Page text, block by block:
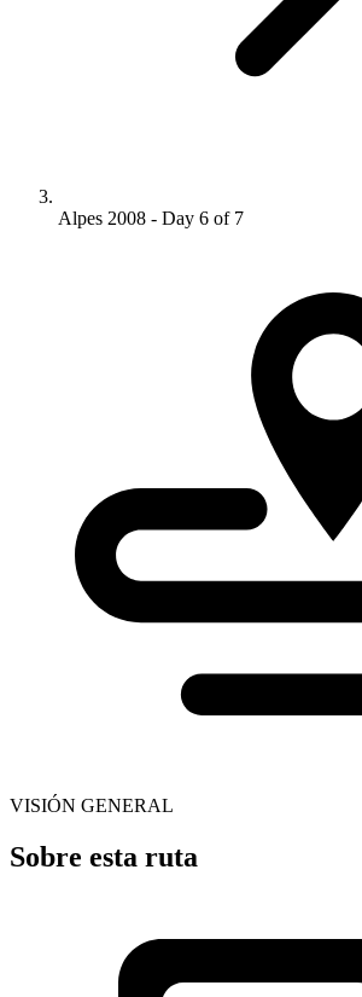
Alpes 2008 - Day 6 of 7
VISIÓN GENERAL
Sobre esta ruta